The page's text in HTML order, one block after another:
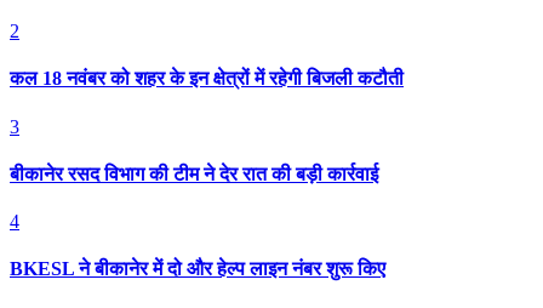
2
कल 18 नवंबर को शहर के इन क्षेत्रों में रहेगी बिजली कटौती
3
बीकानेर रसद विभाग की टीम ने देर रात की बड़ी कार्रवाई
4
BKESL ने बीकानेर में दो और हेल्प लाइन नंबर शुरू किए